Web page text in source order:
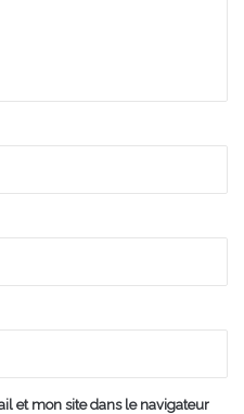
et mon site dans le navigateur